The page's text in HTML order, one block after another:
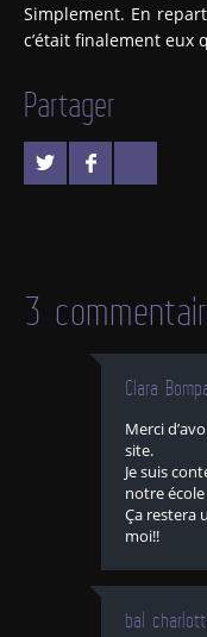
Simplement. En
c’était finalement eux
Partager
3
Clara
Merci
site.
Je suis
notre
Ça restera
moi!!
bal